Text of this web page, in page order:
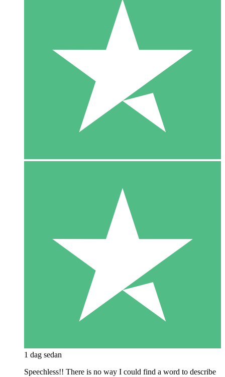
1 dag sedan
Speechless!! There is no way I could find a word to describe